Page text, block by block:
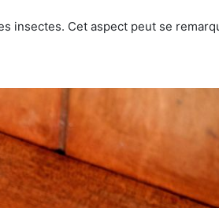
insectes. Cet aspect peut se